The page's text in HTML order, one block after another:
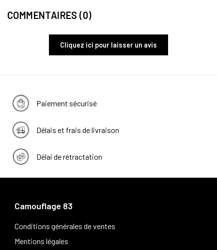
COMMENTAIRES (0)
Cliquez ici pour laisser un avis
Paiement sécurisé
Délais et frais de livraison
Délai de rétractation
Camouflage 83
Conditions générales de ventes
Mentions légales